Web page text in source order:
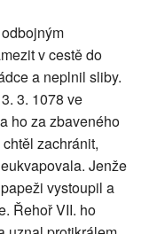
v cestě do
a neplnil sliby.
3. 1078 ve
ho za zbaveného
zachránit,
Jenže
vystoupil a
Řehoř VII. ho